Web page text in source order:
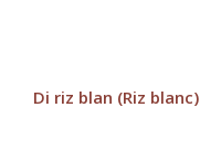
Di riz blan (Riz blanc)